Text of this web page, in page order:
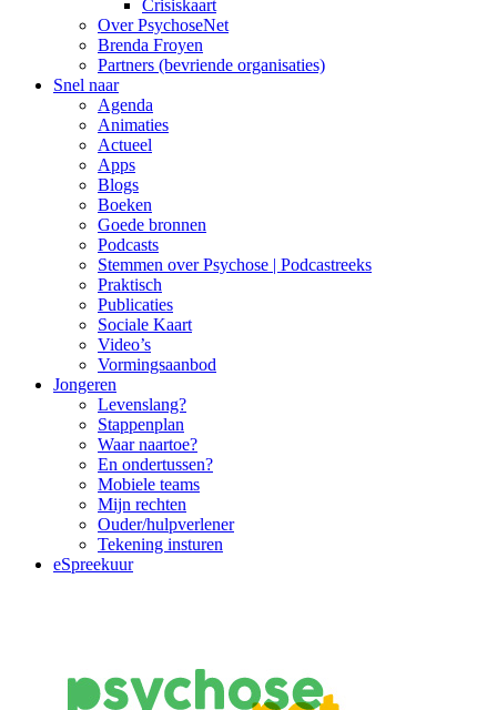
Crisiskaart
Over PsychoseNet
Brenda Froyen
Partners (bevriende organisaties)
Snel naar
Agenda
Animaties
Actueel
Apps
Blogs
Boeken
Goede bronnen
Podcasts
Stemmen over Psychose | Podcastreeks
Praktisch
Publicaties
Sociale Kaart
Video’s
Vormingsaanbod
Jongeren
Levenslang?
Stappenplan
Waar naartoe?
En ondertussen?
Mobiele teams
Mijn rechten
Ouder/hulpverlener
Tekening insturen
eSpreekuur